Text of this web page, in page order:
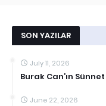
SON YAZILAR
July 11, 2026
Burak Can’ın
June 22, 2026